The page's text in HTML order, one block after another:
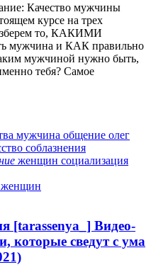
Качество мужчины
курсе на трех
то, КАКИМИ
мужчина и КАК правильно
мужчиной нужно быть,
тебя? Самое
мужчина общение олег
соблазнения
женщин социализация
женщин
[tarassenya_] Видео-
которые сведут с ума